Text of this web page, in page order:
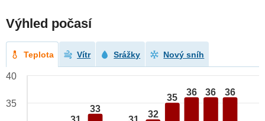
Výhled počasí
Teplota Vítr Srážky Nový sníh
33
32
35
36 36 36
40
35